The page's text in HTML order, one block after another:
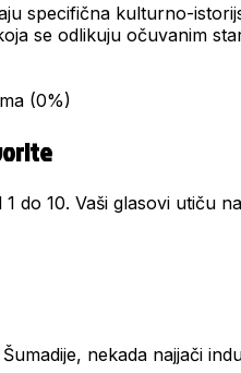
specifična kulturno-
se odlikuju očuvanim
(0%)
do 10. Vaši glasovi utiču
nekada najjači